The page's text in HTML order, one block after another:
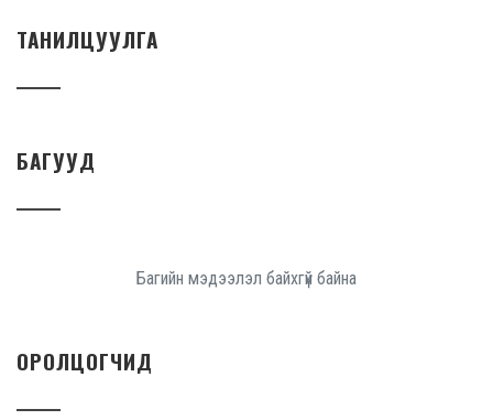
ТАНИЛЦУУЛГА
БАГУУД
Багийн мэдээлэл байхгүй байна
ОРОЛЦОГЧИД